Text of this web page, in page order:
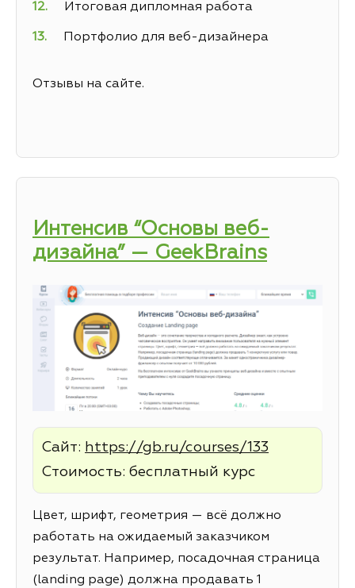
Итоговая дипломная работа
Портфолио для веб-дизайнера
Отзывы на сайте.
Интенсив “Основы веб-
дизайна” — GeekBrains
Сайт: https://gb.ru/courses/133
Стоимость: бесплатный курс
Цвет, шрифт, геометрия — всё должно
работать на ожидаемый заказчиком
результат. Например, посадочная страница
(landing page) должна продавать 1